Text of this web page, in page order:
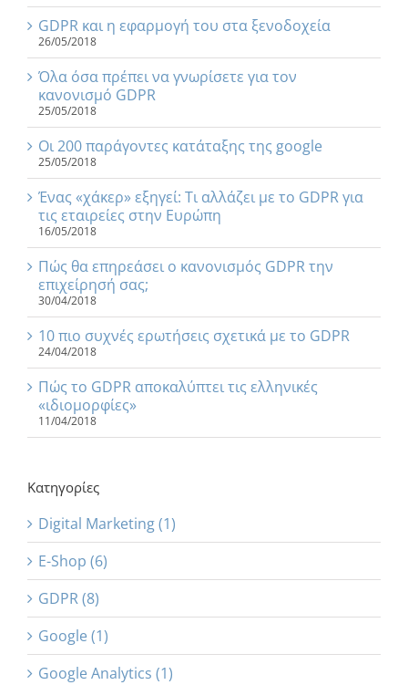
GDPR και η εφαρμογή του στα ξενοδοχεία
26/05/2018
Όλα όσα πρέπει να γνωρίσετε για τον
κανονισμό GDPR
25/05/2018
Οι 200 παράγοντες κατάταξης της google
25/05/2018
Ένας «χάκερ» εξηγεί: Τι αλλάζει με το GDPR για
τις εταιρείες στην Ευρώπη
16/05/2018
Πώς θα επηρεάσει ο κανονισμός GDPR την
επιχείρησή σας;
30/04/2018
10 πιο συχνές ερωτήσεις σχετικά με το GDPR
24/04/2018
Πώς το GDPR αποκαλύπτει τις ελληνικές
«ιδιομορφίες»
11/04/2018
Κατηγορίες
Digital Marketing (1)
E-Shop (6)
GDPR (8)
Google (1)
Google Analytics (1)